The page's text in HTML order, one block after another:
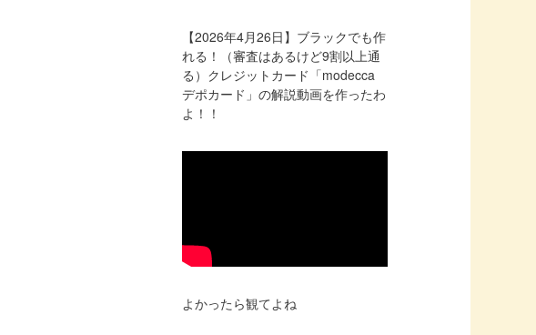
【2026年4月26日】ブラックでも作
れる！（審査はあるけど9割以上通
る）クレジットカード「modecca
デポカード」の解説動画を作ったわ
よ！！
よかったら観てよね